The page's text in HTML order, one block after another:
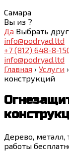
Самара
Вы из ?
Да Выбрать
info@podryad.ltd
+7 (812) 648-8-
info@podryad.ltd
Главная › Услуги ›
конструкций
Дерево, металл,
работы